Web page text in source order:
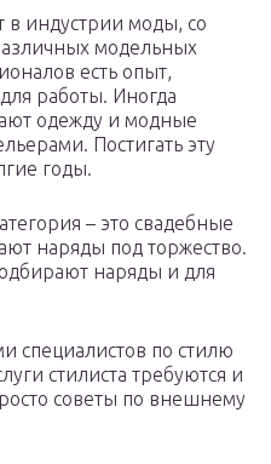
в индустрии моды, со
модельных
есть опыт,
работы. Иногда
одежду и модные
Постигать эту
годы.
– это свадебные
наряды под торжество.
наряды и для
специалистов по стилю
стилиста требуются и
советы по внешнему